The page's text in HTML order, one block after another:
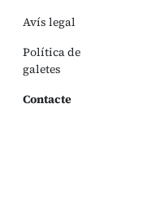
Avís legal
Política de
galetes
Contacte